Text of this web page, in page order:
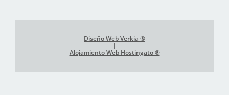
Diseño Web Verkia ®
|
Alojamiento Web Hostingato ®